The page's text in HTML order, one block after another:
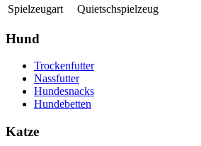
Spielzeugart
Quietschspielzeug
Hund
Trockenfutter
Nassfutter
Hundesnacks
Hundebetten
Katze